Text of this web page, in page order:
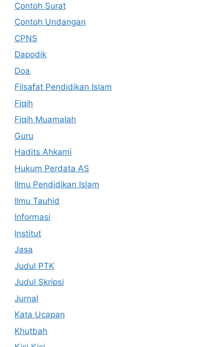
Contoh Surat
Contoh Undangan
CPNS
Dapodik
Doa
Filsafat Pendidikan Islam
Fiqih
Fiqih Muamalah
Guru
Hadits Ahkami
Hukum Perdata AS
Ilmu Pendidikan Islam
Ilmu Tauhid
Informasi
Institut
Jasa
Judul PTK
Judul Skripsi
Jurnal
Kata Ucapan
Khutbah